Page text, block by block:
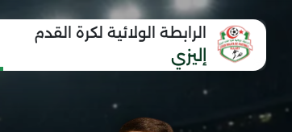
الرابطة الولائية لكرة القدم
إليزي